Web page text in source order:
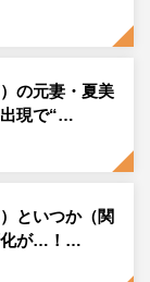
伝えた。
・藤ヶ谷もつ
手を交わす。
ゃんと引っ張
だが、コミカル
や切ない表情
ディーセンス
となった。
の元妻・夏美
出現で“…
といつか（関
化が…！…